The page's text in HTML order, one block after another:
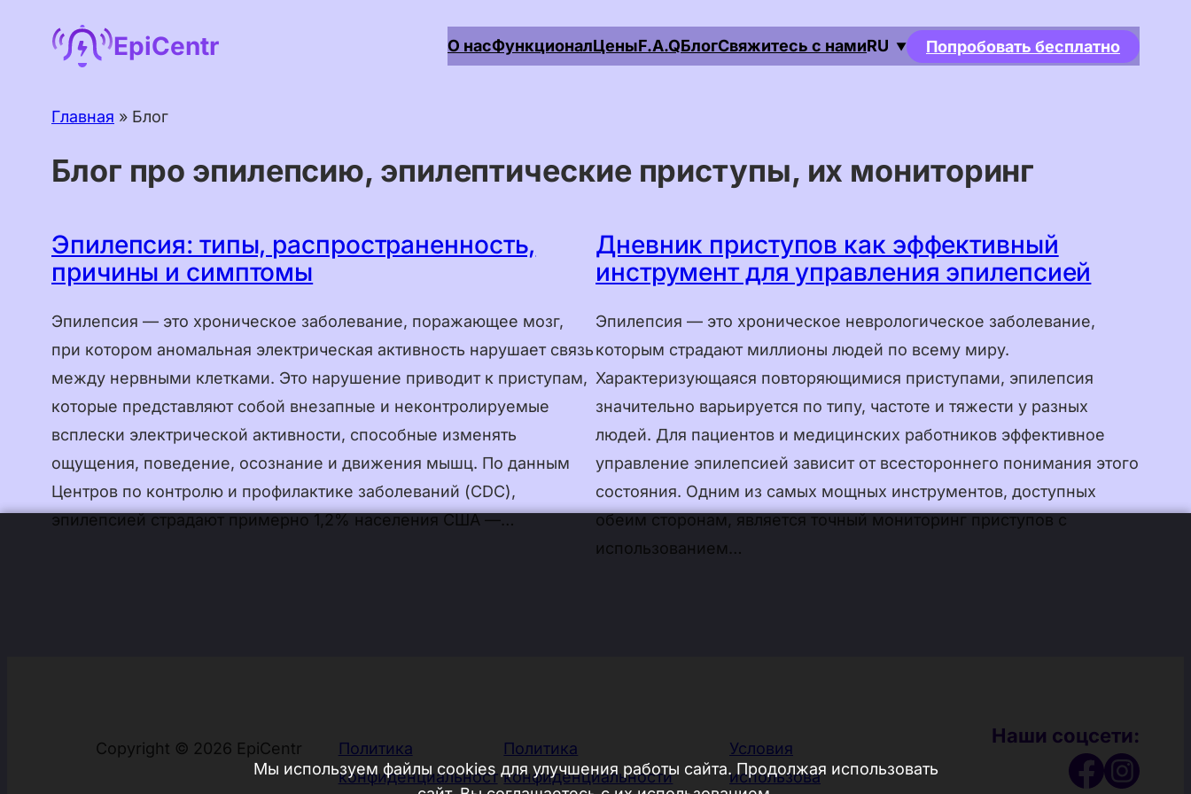
EpiCentr О насФункционалЦеныF.A.QБлогСвяжитесь с намиRU ▼
Español
Italiano
Nederlands
Dansk
Suomi
Norsk Bokmål
Svenska
日本語
עברית
Попробовать бесплатно
Главная » Блог
Блог про эпилепсию, эпилептические приступы, их мониторинг
Эпилепсия: типы, распространенность,
причины и симптомы
Эпилепсия — это хроническое заболевание, поражающее мозг,
при котором аномальная электрическая активность нарушает связь
между нервными клетками. Это нарушение приводит к приступам,
которые представляют собой внезапные и неконтролируемые
всплески электрической активности, способные изменять
ощущения, поведение, осознание и движения мышц. По данным
Центров по контролю и профилактике заболеваний (CDC),
эпилепсией страдают примерно 1,2% населения США —…
Дневник приступов как эффективный
инструмент для управления эпилепсией
Эпилепсия — это хроническое неврологическое заболевание,
которым страдают миллионы людей по всему миру.
Характеризующаяся повторяющимися приступами, эпилепсия
значительно варьируется по типу, частоте и тяжести у разных
людей. Для пациентов и медицинских работников эффективное
управление эпилепсией зависит от всестороннего понимания этого
состояния. Одним из самых мощных инструментов, доступных
обеим сторонам, является точный мониторинг приступов с
использованием…
Copyright © 2026 EpiCentr
Политика
конфиденциальност
Политика
конфиденциальности
Условия
использова
Наши соцсети:
Мы используем файлы cookies для улучшения работы сайта. Продолжая использовать